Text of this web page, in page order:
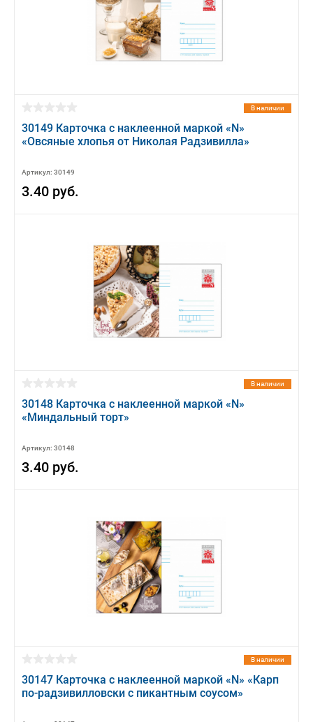
В наличии
30149 Карточка с наклеенной маркой «N»
«Овсяные хлопья от Николая Радзивилла»
Артикул: 30149
3.40 руб.
В наличии
30148 Карточка с наклеенной маркой «N»
«Миндальный торт»
Артикул: 30148
3.40 руб.
В наличии
30147 Карточка с наклеенной маркой «N» «Карп
по-радзивилловски с пикантным соусом»